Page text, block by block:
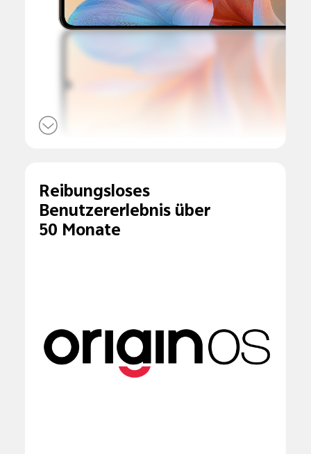
Reibungsloses
Benutzererlebnis über
50 Monate